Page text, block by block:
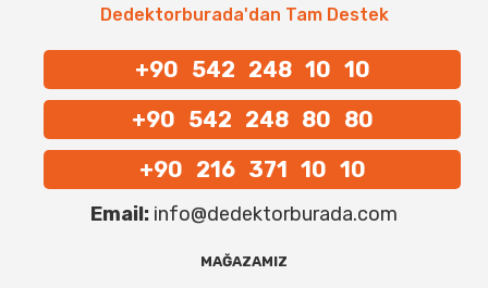
Dedektorburada'dan Tam Destek
+90 542 248 10 10
+90 542 248 80 80
+90 216 371 10 10
Email: info@dedektorburada.com
MAĞAZAMIZ